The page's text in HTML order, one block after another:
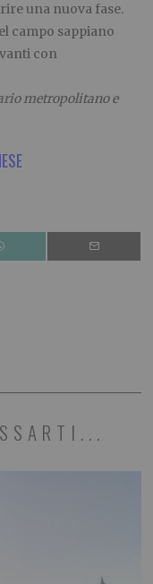
una nuova fase.
campo sappiano
con
metropolitano e